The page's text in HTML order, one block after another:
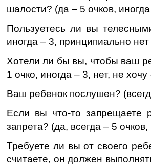
шалости? (да – 5 очков,
Пользуетесь ли вы
иногда – 3, принципиально
Хотели ли бы вы, чтобы ваш
1 очко, иногда – 3, нет, не хочу
Ваш ребенок послушен?
Если вы что-то запрещаете
запрета? (да, всегда – 5
Требуете ли вы от своего
считаете, он должен